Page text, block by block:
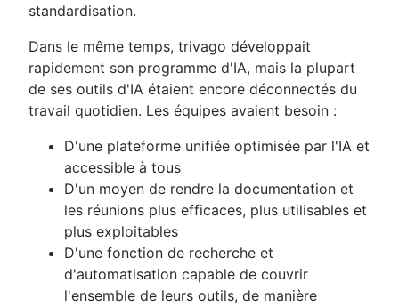
standardisation.
Dans le même temps, trivago développait
rapidement son programme d'IA, mais la plupart
de ses outils d'IA étaient encore déconnectés du
travail quotidien. Les équipes avaient besoin :
D'une plateforme unifiée optimisée par l'IA et
accessible à tous
D'un moyen de rendre la documentation et
les réunions plus efficaces, plus utilisables et
plus exploitables
D'une fonction de recherche et
d'automatisation capable de couvrir
l'ensemble de leurs outils, de manière